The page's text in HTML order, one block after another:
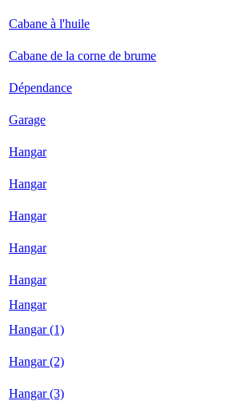
Cabane à l'huile
Cabane de la corne de brume
Dépendance
Garage
Hangar
Hangar
Hangar
Hangar
Hangar
Hangar
Hangar (1)
Hangar (2)
Hangar (3)